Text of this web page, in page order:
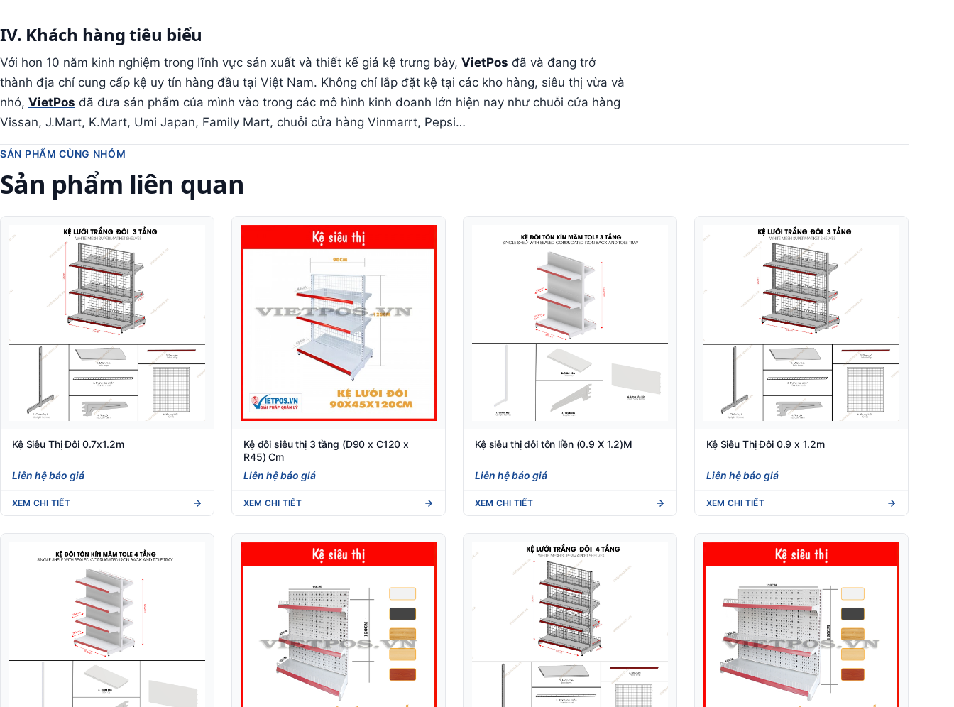
IV. Khách hàng tiêu biểu
Với hơn 10 năm kinh nghiệm trong lĩnh vực sản xuất và thiết kế giá kệ trưng bày, VietPos đã và đang trở
thành địa chỉ cung cấp kệ uy tín hàng đầu tại Việt Nam. Không chỉ lắp đặt kệ tại các kho hàng, siêu thị vừa và
nhỏ, VietPos đã đưa sản phẩm của mình vào trong các mô hình kinh doanh lớn hiện nay như chuỗi cửa hàng
Vissan, J.Mart, K.Mart, Umi Japan, Family Mart, chuỗi cửa hàng Vinmarrt, Pepsi…
SẢN PHẨM CÙNG NHÓM
Sản phẩm liên quan
Kệ Siêu Thị Đôi 0.7x1.2m
Liên hệ báo giá
XEM CHI TIẾT
Kệ đôi siêu thị 3 tầng (D90 x C120 x
R45) Cm
Liên hệ báo giá
XEM CHI TIẾT
Kệ siêu thị đôi tôn liền (0.9 X 1.2)M
Liên hệ báo giá
XEM CHI TIẾT
Kệ Siêu Thị Đôi 0.9 x 1.2m
Liên hệ báo giá
XEM CHI TIẾT